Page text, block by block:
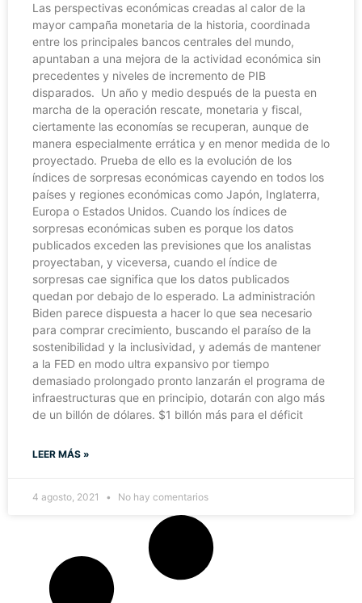
Las perspectivas económicas creadas al calor de la
mayor campaña monetaria de la historia, coordinada
entre los principales bancos centrales del mundo,
apuntaban a una mejora de la actividad económica sin
precedentes y niveles de incremento de PIB
disparados. Un año y medio después de la puesta en
marcha de la operación rescate, monetaria y fiscal,
ciertamente las economías se recuperan, aunque de
manera especialmente errática y en menor medida de lo
proyectado. Prueba de ello es la evolución de los
índices de sorpresas económicas cayendo en todos los
países y regiones económicas como Japón, Inglaterra,
Europa o Estados Unidos. Cuando los índices de
sorpresas económicas suben es porque los datos
publicados exceden las previsiones que los analistas
proyectaban, y viceversa, cuando el índice de
sorpresas cae significa que los datos publicados
quedan por debajo de lo esperado. La administración
Biden parece dispuesta a hacer lo que sea necesario
para comprar crecimiento, buscando el paraíso de la
sostenibilidad y la inclusividad, y además de mantener
a la FED en modo ultra expansivo por tiempo
demasiado prolongado pronto lanzarán el programa de
infraestructuras que en principio, dotarán con algo más
de un billón de dólares. $1 billón más para el déficit
LEER MÁS »
4 agosto, 2021 No hay comentarios